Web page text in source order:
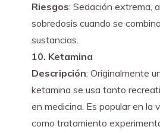
Riesgos: Sedación extrema,
sobredosis cuando se
sustancias.
10. Ketamina
Descripción: Originalmente
ketamina se usa tanto
en medicina. Es popular en la
como tratamiento